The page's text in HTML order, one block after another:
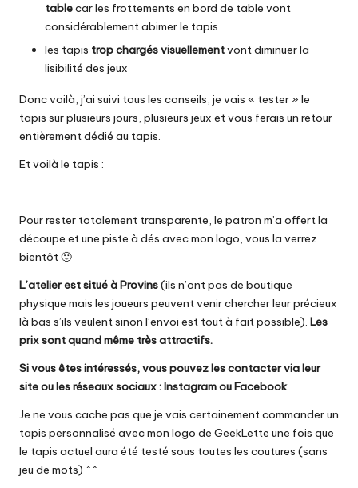
tablecar les frottements en bord de table vont
considérablement abimer le tapis
les tapis trop chargés visuellementvont diminuer la
lisibilité des jeux
Donc voilà, j’ai suivi tous les conseils, je vais « tester » le
tapis sur plusieurs jours, plusieurs jeux et vous ferais un retour
entièrement dédié au tapis.
Et voilà le tapis :
Pour rester totalement transparente, le patron m’a offert la
découpe et une piste à dés avec mon logo, vous la verrez
bientôt 🙂
L’atelier est situé à Provins(ils n’ont pas de boutique
physique mais les joueurs peuvent venir chercher leur précieux
là bas s’ils veulent sinon l’envoi est tout à fait possible). Les
prix sont quand même très attractifs.
Si vous êtes intéressés, vous pouvez les contacter vialeur
siteou les réseaux sociaux :InstagramouFacebook
Je ne vous cache pas que je vais certainement commander un
tapis personnalisé avec mon logo de GeekLette une fois que
le tapis actuel aura été testé sous toutes les coutures (sans
jeu de mots) ^^